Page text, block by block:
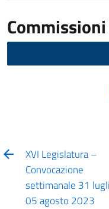
Commissioni
XVI Legislatura –
Convocazione
settimanale 31
05 agosto 2023